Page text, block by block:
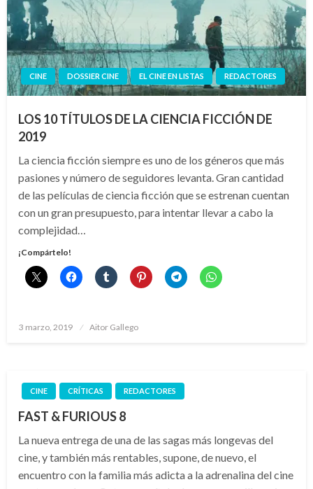
CINE DOSSIER CINE EL CINE EN LISTAS REDACTORES
LOS 10 TÍTULOS DE LA CIENCIA FICCIÓN DE
2019
La ciencia ficción siempre es uno de los géneros que más
pasiones y número de seguidores levanta. Gran cantidad
de las películas de ciencia ficción que se estrenan cuentan
con un gran presupuesto, para intentar llevar a cabo la
complejidad…
¡Compártelo!
Publicado
3 marzo, 2019 Aitor Gallego
CINE CRÍTICAS REDACTORES
FAST & FURIOUS 8
La nueva entrega de una de las sagas más longevas del
cine, y también más rentables, supone, de nuevo, el
encuentro con la familia más adicta a la adrenalina del cine